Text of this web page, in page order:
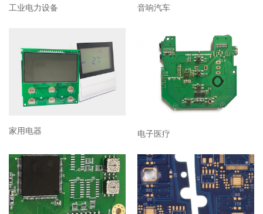
工业电力设备 音响汽车
家用电器 电子医疗